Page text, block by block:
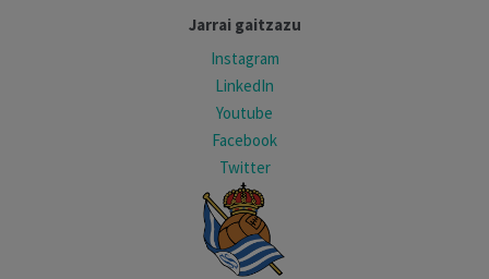
Jarrai gaitzazu
Instagram
LinkedIn
Youtube
Facebook
Twitter